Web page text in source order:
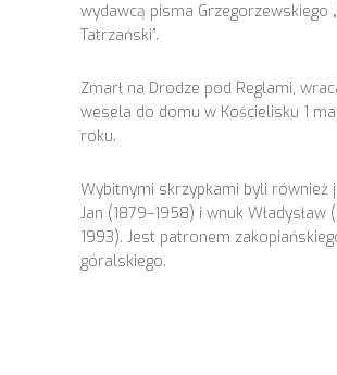
wydawcą pisma Grzegorzewskiego
Tatrzański”.
Zmarł na Drodze pod Reglami,
wesela do domu w Kościelisku 1
roku.
Wybitnymi skrzypkami byli również
Jan (1879–1958) i wnuk Władysław
1993). Jest patronem
góralskiego.